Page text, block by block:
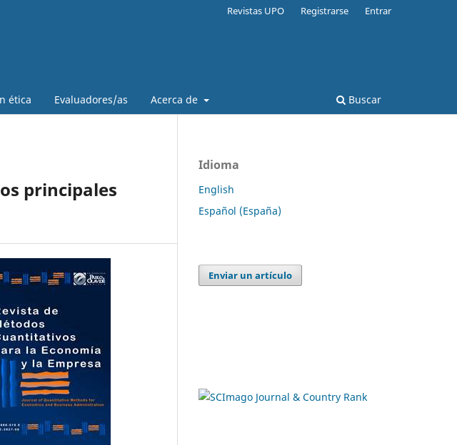
ética Evaluadores/as Acerca de Buscar
Revistas UPO Registrarse Entrar
principales
Idioma
English
Español (España)
Enviar un artículo